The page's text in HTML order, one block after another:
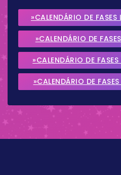
»CALENDÁRIO DE
»CALENDÁRIO DE
»CALENDÁRIO DE
»CALENDÁRIO DE